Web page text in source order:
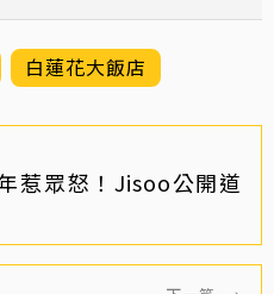
白蓮花大飯店
惹眾怒！Jisoo公開道